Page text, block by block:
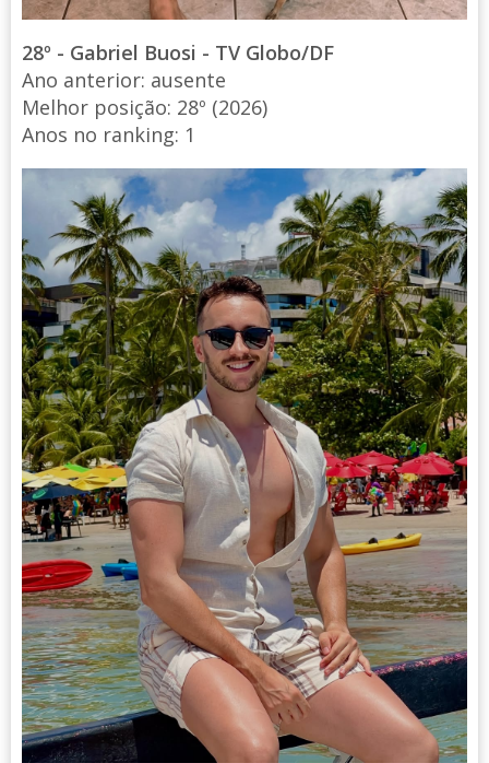
28º - Gabriel Buosi - TV Globo/DF
Ano anterior: ausente
Melhor posição: 28º (2026)
Anos no ranking: 1